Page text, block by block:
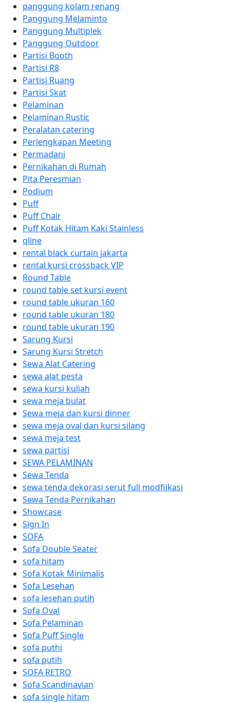
panggung kolam renang
Panggung Melaminto
Panggung Multiplek
Panggung Outdoor
Partisi Booth
Partisi R8
Partisi Ruang
Partisi Skat
Pelaminan
Pelaminan Rustic
Peralatan catering
Perlengkapan Meeting
Permadani
Pernikahan di Rumah
Pita Peresmian
Podium
Puff
Puff Chair
Puff Kotak Hitam Kaki Stainless
qline
rental black curtain jakarta
rental kursi crossback VIP
Round Table
round table set kursi event
round table ukuran 160
round table ukuran 180
round table ukuran 190
Sarung Kursi
Sarung Kursi Stretch
Sewa Alat Catering
sewa alat pesta
sewa kursi kuliah
sewa meja bulat
Sewa meja dan kursi dinner
sewa meja oval dan kursi silang
sewa meja test
sewa partisi
SEWA PELAMINAN
Sewa Tenda
sewa tenda dekorasi serut full modfiikasi
Sewa Tenda Pernikahan
Showcase
Sign In
SOFA
Sofa Double Seater
sofa hitam
Sofa Kotak Minimalis
Sofa Lesehan
sofa lesehan putih
Sofa Oval
Sofa Pelaminan
Sofa Puff Single
sofa puthi
sofa putih
SOFA RETRO
Sofa Scandinavian
sofa single hitam